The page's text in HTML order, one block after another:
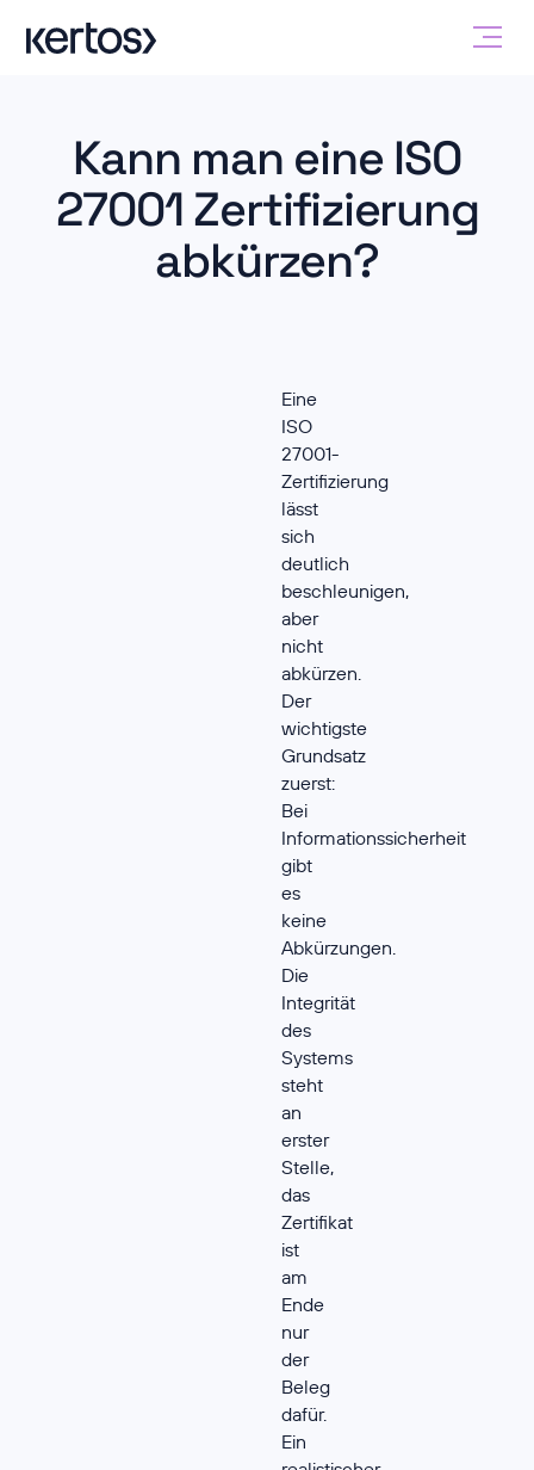
Kann man eine ISO
27001 Zertifizierung
abkürzen?
Eine
ISO
27001-
Zertifizierung
lässt
sich
deutlich
beschleunigen,
aber
nicht
abkürzen.
Der
wichtigste
Grundsatz
zuerst:
Bei
Informationssicherheit
gibt
es
keine
Abkürzungen.
Die
Integrität
des
Systems
steht
an
erster
Stelle,
das
Zertifikat
ist
am
Ende
nur
der
Beleg
dafür.
Ein